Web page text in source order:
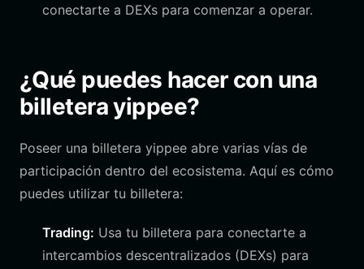
conectarte a DEXs para comenzar a operar.
¿Qué puedes hacer con una
billetera yippee?
Poseer una billetera yippee abre varias vías de
participación dentro del ecosistema. Aquí es cómo
puedes utilizar tu billetera:
Trading: Usa tu billetera para conectarte a
intercambios descentralizados (DEXs) para